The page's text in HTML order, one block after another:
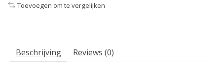
Toevoegen om te vergelijken
Beschrijving Reviews (0)